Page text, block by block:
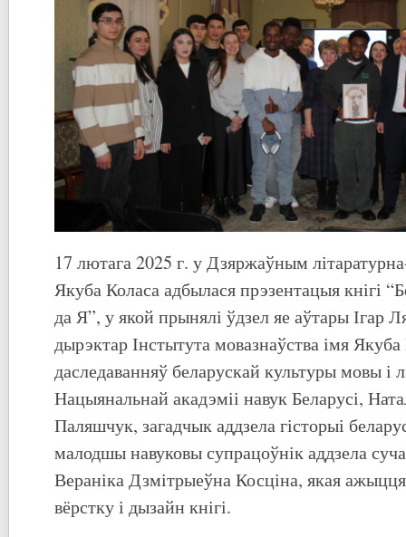
17 лютага 2025 г. у Дзяржаўным
Якуба Коласа адбылася прэзентацыя кнігі
да Я”, у якой прынялі ўдзел яе аўтары Ігар
дырэктар Інстытута мовазнаўства імя
даследаванняў беларускай культуры мовы і
Нацыянальнай акадэміі навук Беларусі,
Паляшчук, загадчык аддзела гісторыі
малодшы навуковы супрацоўнік аддзела
Вераніка Дзмітрыеўна Косціна, якая
вёрстку і дызайн кнігі.